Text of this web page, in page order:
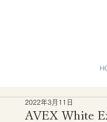
AVEX White
2022年3月11日